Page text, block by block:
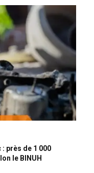
près de 1 000
le BINUH